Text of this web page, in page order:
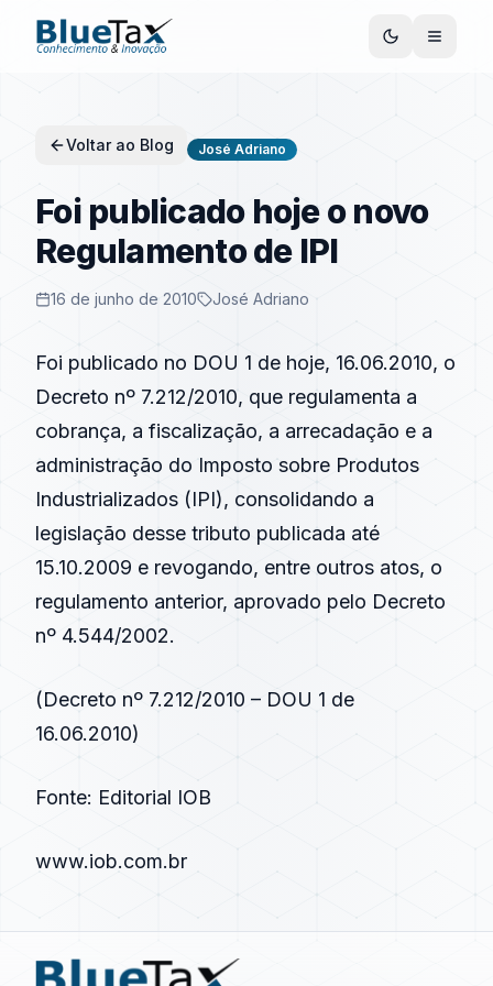
Voltar ao Blog José Adriano
Foi publicado hoje o novo
Regulamento de IPI
16 de junho de 2010 José Adriano
Foi publicado no DOU 1 de hoje, 16.06.2010, o
Decreto nº 7.212/2010, que regulamenta a
cobrança, a fiscalização, a arrecadação e a
administração do Imposto sobre Produtos
Industrializados (IPI), consolidando a
legislação desse tributo publicada até
15.10.2009 e revogando, entre outros atos, o
regulamento anterior, aprovado pelo Decreto
nº 4.544/2002.
(Decreto nº 7.212/2010 – DOU 1 de
16.06.2010)
Fonte: Editorial IOB
www.iob.com.br